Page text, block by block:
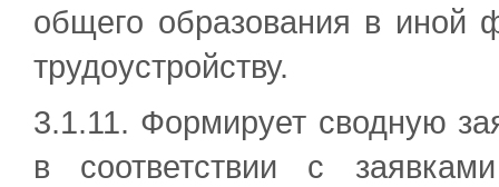
общего образования в иной
трудоустройству.
3.1.11. Формирует сводную
в соответствии с